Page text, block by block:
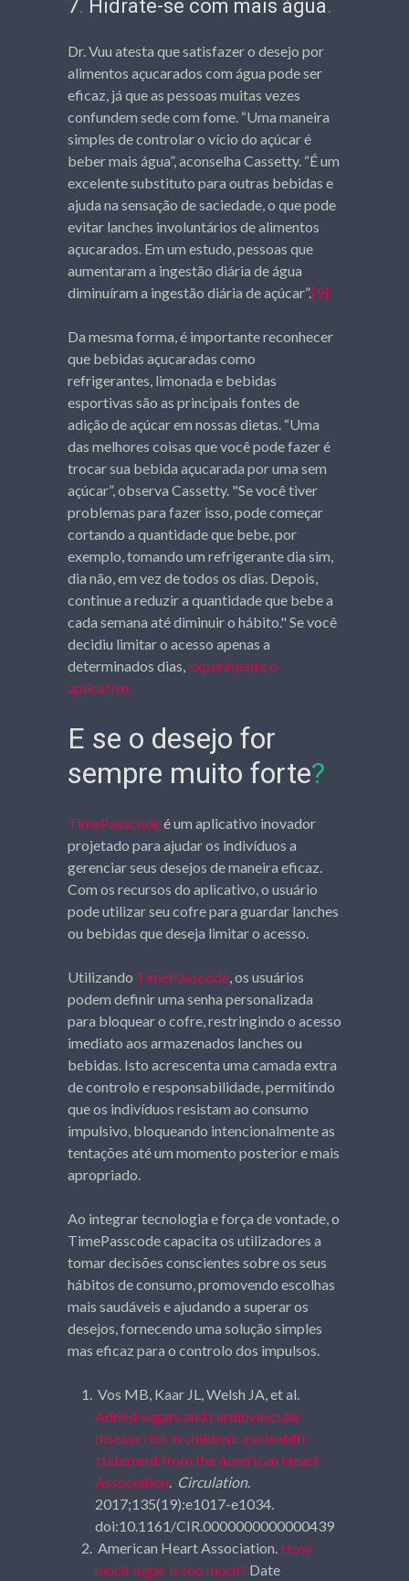
7. Hidrate-se com mais água.
Dr. Vuu atesta que satisfazer o desejo por
alimentos açucarados com água pode ser
eficaz, já que as pessoas muitas vezes
confundem sede com fome. “Uma maneira
simples de controlar o vício do açúcar é
beber mais água”, aconselha Cassetty. “É um
excelente substituto para outras bebidas e
ajuda na sensação de saciedade, o que pode
evitar lanches involuntários de alimentos
açucarados. Em um estudo, pessoas que
aumentaram a ingestão diária de água
diminuíram a ingestão diária de açúcar”.[9]
Da mesma forma, é importante reconhecer
que bebidas açucaradas como
refrigerantes, limonada e bebidas
esportivas são as principais fontes de
adição de açúcar em nossas dietas. “Uma
das melhores coisas que você pode fazer é
trocar sua bebida açucarada por uma sem
açúcar”, observa Cassetty. "Se você tiver
problemas para fazer isso, pode começar
cortando a quantidade que bebe, por
exemplo, tomando um refrigerante dia sim,
dia não, em vez de todos os dias. Depois,
continue a reduzir a quantidade que bebe a
cada semana até diminuir o hábito." Se você
decidiu limitar o acesso apenas a
determinados dias,experimente o
aplicativo
E se o desejo for
sempre muito forte?
TimePasscodeé um aplicativo inovador
projetado para ajudar os indivíduos a
gerenciar seus desejos de maneira eficaz.
Com os recursos do aplicativo, o usuário
pode utilizar seu cofre para guardar lanches
ou bebidas que deseja limitar o acesso.
Utilizando TimePasscode, os usuários
podem definir uma senha personalizada
para bloquear o cofre, restringindo o acesso
imediato aos armazenados lanches ou
bebidas. Isto acrescenta uma camada extra
de controlo e responsabilidade, permitindo
que os indivíduos resistam ao consumo
impulsivo, bloqueando intencionalmente as
tentações até um momento posterior e mais
apropriado.
Ao integrar tecnologia e força de vontade, o
TimePasscode capacita os utilizadores a
tomar decisões conscientes sobre os seus
hábitos de consumo, promovendo escolhas
mais saudáveis ​​e ajudando a superar os
desejos, fornecendo uma solução simples
mas eficaz para o controlo dos impulsos.
Vos MB, Kaar JL, Welsh JA, et al.
Added sugars and cardiovascular
disease risk in children: a scientific
statement from the American Heart
Association. Circulation.
2017;135(19):e1017-e1034.
doi:10.1161/CIR.0000000000000439
American Heart Association. How
much sugar is too much? Date